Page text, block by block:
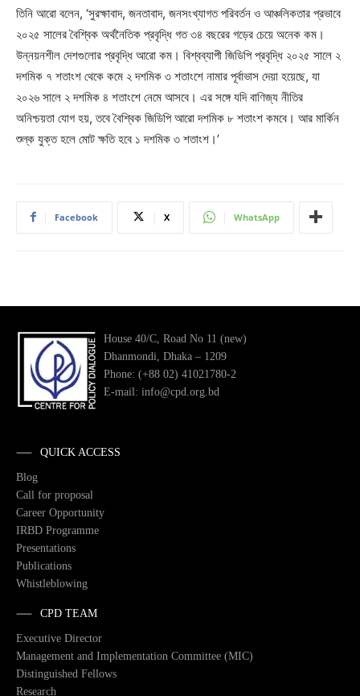
তিনি আরো বলেন, ‘সুরক্ষাবাদ, জনতাবাদ, জনসংখ্যাগত পরিবর্তন ও আঞ্চলিকতার প্রভাবে
২০২৫ সালের বৈশ্বিক অর্থনৈতিক প্রবৃদ্ধি গত ৩৪ বছরের গড়ের চেয়ে অনেক কম।
উন্নয়নশীল দেশগুলোর প্রবৃদ্ধি আরো কম। বিশ্বব্যাপী জিডিপি প্রবৃদ্ধি ২০২৫ সালে ২
দশমিক ৭ শতাংশ থেকে কমে ২ দশমিক ৩ শতাংশে নামার পূর্বাভাস দেয়া হয়েছে, যা
২০২৬ সালে ২ দশমিক ৪ শতাংশে নেমে আসবে। এর সঙ্গে যদি বাণিজ্য নীতির
অনিশ্চয়তা যোগ হয়, তবে বৈশ্বিক জিডিপি আরো দশমিক ৮ শতাংশ কমবে। আর মার্কিন
শুল্ক যুক্ত হলে মোট ক্ষতি হবে ১ দশমিক ৩ শতাংশ।’
Facebook X WhatsApp
House 40/C, Road No 11 (new)
Dhanmondi, Dhaka – 1209
Phone: (+88 02) 41021780-2
E-mail: info@cpd.org.bd
QUICK ACCESS
Blog
Call for proposal
Career Opportunity
IRBD Programme
Presentations
Publications
Whistleblowing
CPD TEAM
Executive Director
Management and Implementation Committee (MIC)
Distinguished Fellows
Research